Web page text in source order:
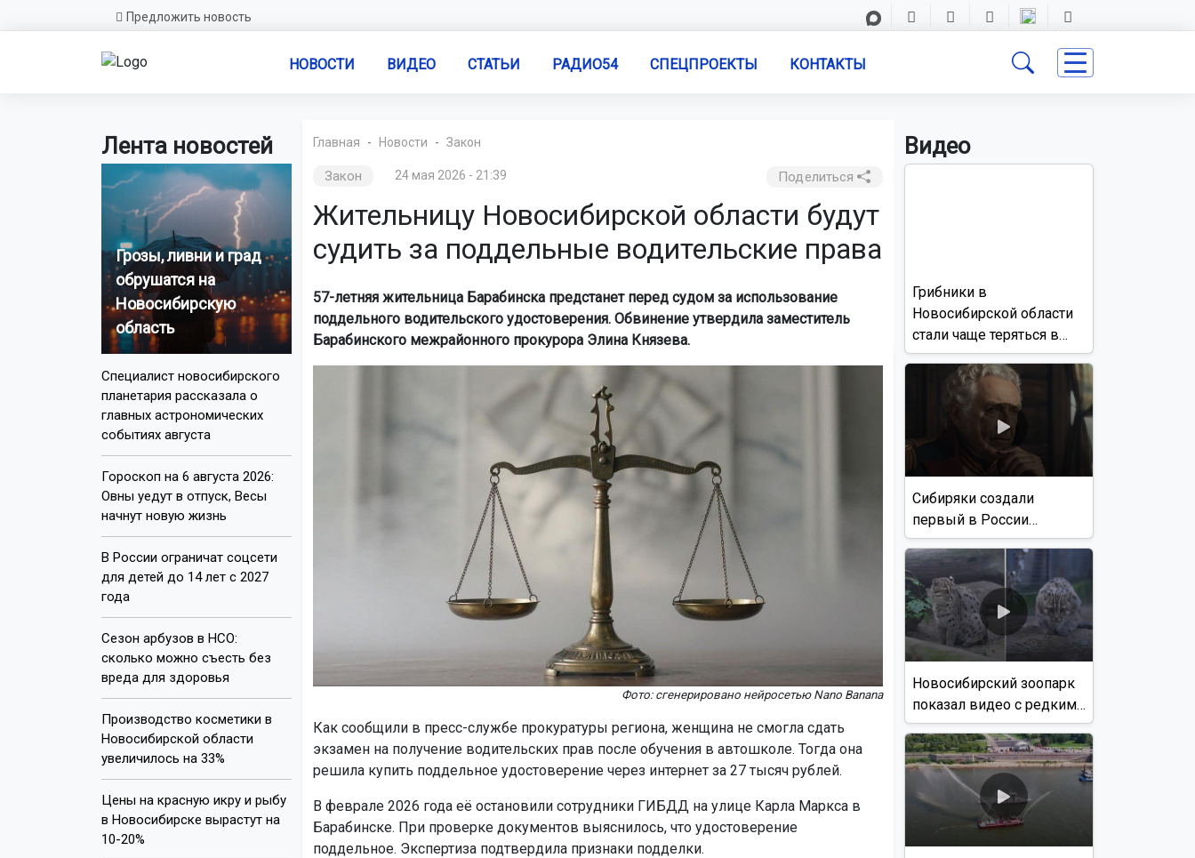
Предложить новость
НОВОСТИ ВИДЕО СТАТЬИ РАДИО54 СПЕЦПРОЕКТЫ КОНТАКТЫ
Лента новостей
Грозы, ливни и град
обрушатся на
Новосибирскую
область
Специалист новосибирского
планетария рассказала о
главных астрономических
событиях августа
Гороскоп на 6 августа 2026:
Овны уедут в отпуск, Весы
начнут новую жизнь
В России ограничат соцсети
для детей до 14 лет с 2027
года
Сезон арбузов в НСО:
сколько можно съесть без
вреда для здоровья
Производство косметики в
Новосибирской области
увеличилось на 33%
Цены на красную икру и рыбу
в Новосибирске вырастут на
10-20%
Главная Новости Закон
Закон 24 мая 2026 - 21:39 Поделиться
Жительницу Новосибирской области будут
судить за поддельные водительские права
57-летняя жительница Барабинска предстанет перед судом за использование
поддельного водительского удостоверения. Обвинение утвердила заместитель
Барабинского межрайонного прокурора Элина Князева.
Фото: сгенерировано нейросетью Nano Banana
Как сообщили в пресс-службе прокуратуры региона, женщина не смогла сдать
экзамен на получение водительских прав после обучения в автошколе. Тогда она
решила купить поддельное удостоверение через интернет за 27 тысяч рублей.
В феврале 2026 года её остановили сотрудники ГИБДД на улице Карла Маркса в
Барабинске. При проверке документов выяснилось, что удостоверение
поддельное. Экспертиза подтвердила признаки подделки.
Видео
Грибники в
Новосибирской области
стали чаще теряться в
лесах
Сибиряки создали
первый в России
документальный фильм
с использованием ИИ
Новосибирский зоопарк
показал видео с редким
виверровым котом